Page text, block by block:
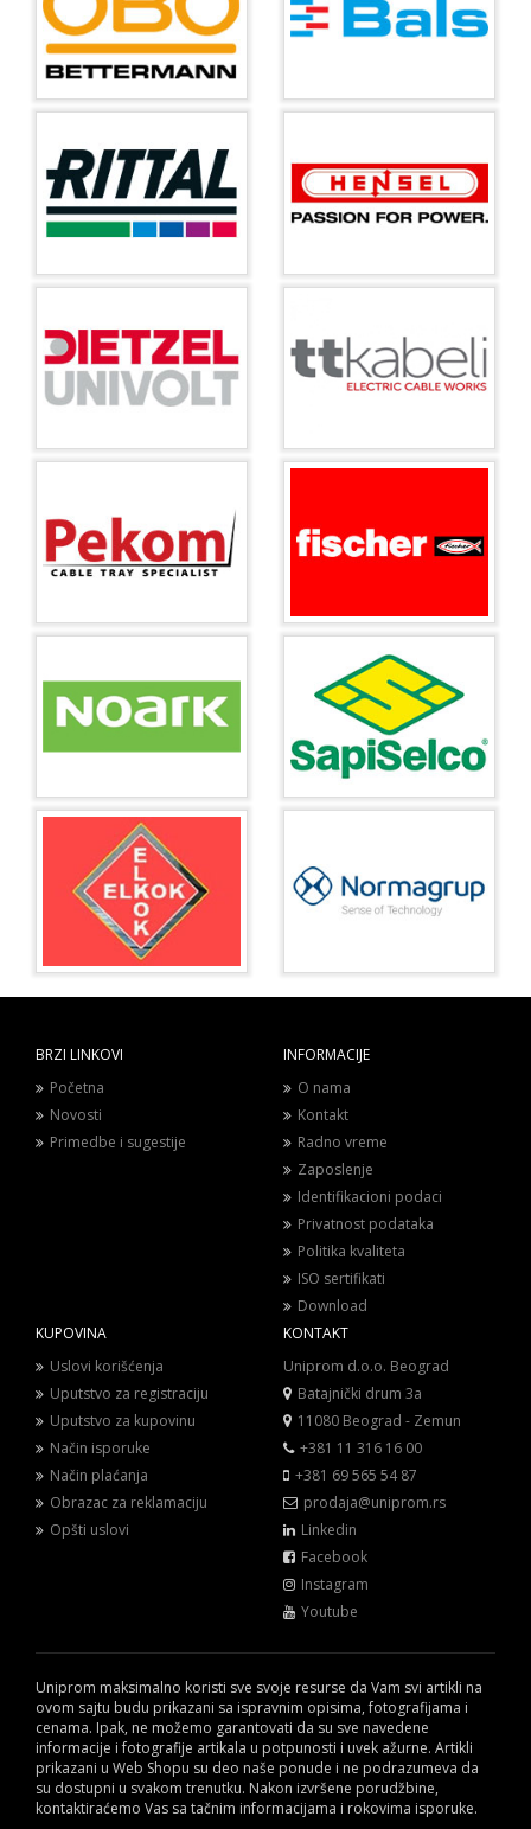
BRZI LINKOVI
Početna
Novosti
Primedbe i sugestije
INFORMACIJE
O nama
Kontakt
Radno vreme
Zaposlenje
Identifikacioni podaci
Privatnost podataka
Politika kvaliteta
ISO sertifikati
Download
KUPOVINA
Uslovi korišćenja
Uputstvo za registraciju
Uputstvo za kupovinu
Način isporuke
Način plaćanja
Obrazac za reklamaciju
Opšti uslovi
KONTAKT
Uniprom d.o.o. Beograd
Batajnički drum 3a
11080 Beograd - Zemun
+381 11 316 16 00
+381 69 565 54 87
prodaja@uniprom.rs
Linkedin
Facebook
Instagram
Youtube
Uniprom maksimalno koristi sve svoje resurse da Vam svi artikli na
ovom sajtu budu prikazani sa ispravnim opisima, fotografijama i
cenama. Ipak, ne možemo garantovati da su sve navedene
informacije i fotografije artikala u potpunosti i uvek ažurne. Artikli
prikazani u Web Shopu su deo naše ponude i ne podrazumeva da
su dostupni u svakom trenutku. Nakon izvršene porudžbine,
kontaktiraćemo Vas sa tačnim informacijama i rokovima isporuke.